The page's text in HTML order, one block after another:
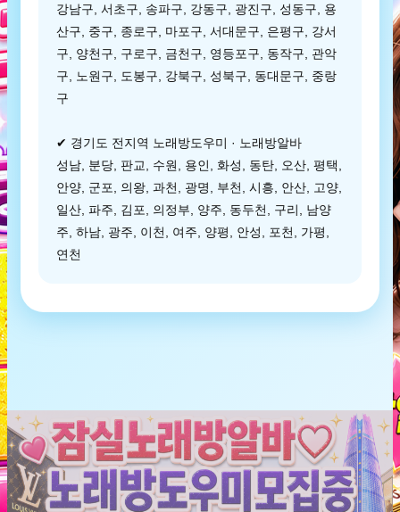
강남구, 서초구, 송파구, 강동구, 광진구, 성동구, 용
산구, 중구, 종로구, 마포구, 서대문구, 은평구, 강서
구, 양천구, 구로구, 금천구, 영등포구, 동작구, 관악
구, 노원구, 도봉구, 강북구, 성북구, 동대문구, 중랑
구
✔ 경기도 전지역 노래방도우미 · 노래방알바
성남, 분당, 판교, 수원, 용인, 화성, 동탄, 오산, 평택,
안양, 군포, 의왕, 과천, 광명, 부천, 시흥, 안산, 고양,
일산, 파주, 김포, 의정부, 양주, 동두천, 구리, 남양
주, 하남, 광주, 이천, 여주, 양평, 안성, 포천, 가평,
연천